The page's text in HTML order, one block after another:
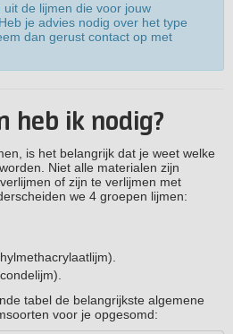
de lijmen die voor jouw
je advies nodig over het type
dan gerust contact op met
heb ik nodig?
is het belangrijk dat je weet welke
Niet alle materialen zijn
of zijn te verlijmen met
we 4 groepen lijmen:
tabel de belangrijkste algemene
voor je opgesomd: